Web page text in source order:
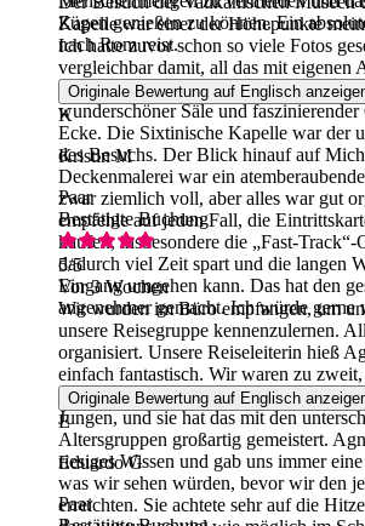
Zügen genießen zu können. Ein
nach Rom reist.
Kapelle war einer der Höhepunkte
Ich hatte zuvor schon so viele Fotos
vergleichbar damit, all das mit eigenen
Museen sind voller unglaublicher
wunderschöner Säle und faszinierender
Ecke. Die Sixtinische Kapelle war der
des Besuchs. Der Blick hinauf auf
Deckenmalerei war ein
zwar ziemlich voll, aber alles war gut
empfehle auf jeden Fall, die
kaufen, insbesondere die „Fast-Track“-
dadurch viel Zeit spart und die langen
Eingang umgehen kann. Das hat den
angenehmer gemacht. Ich würde gerne
Originale Bewertung auf Englisch
K
Kristin M
Paar
Bestätigte Buchung
5/5
Vor 3 Wochen
Wir wurden im Büro empfangen, um
unsere Reisegruppe kennenzulernen.
organisiert. Unsere Reiseleiterin hieß
einfach fantastisch. Wir waren zu
bestand insgesamt aus sieben
Jungen, und sie hat das mit den
Altersgruppen großartig gemeistert.
riesiges Wissen und gab uns immer
was wir sehen würden, bevor wir den
erreichten. Sie achtete sehr auf die
Originale Bewertung auf Englisch
E
Eduardo G
Paar